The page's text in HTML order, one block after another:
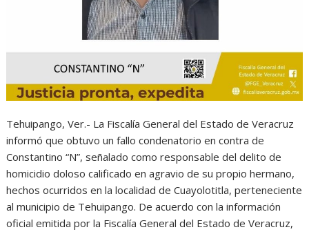
Tehuipango, Ver.- La Fiscalía General del Estado de Veracruz
informó que obtuvo un fallo condenatorio en contra de
Constantino “N”, señalado como responsable del delito de
homicidio doloso calificado en agravio de su propio hermano,
hechos ocurridos en la localidad de Cuayolotitla, perteneciente
al municipio de Tehuipango. De acuerdo con la información
oficial emitida por la Fiscalía General del Estado de Veracruz,